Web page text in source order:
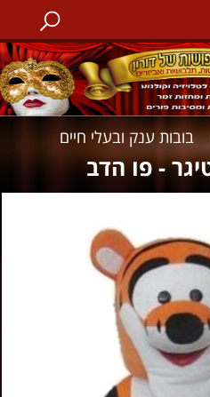
בובות ענק ובעלי חיים
- פו הדב